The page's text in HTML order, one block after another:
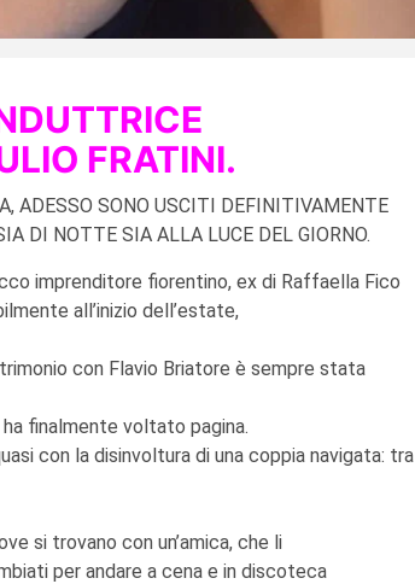
FRATINI.
ADESSO SONO USCITI DEFINITIVAMENTE
DI NOTTE SIA ALLA LUCE DEL GIORNO.
imprenditore fiorentino, ex di Raffaella Fico
all’inizio dell’estate,
con Flavio Briatore è sempre stata
finalmente voltato pagina.
con la disinvoltura di una coppia navigata: tra
si trovano con un’amica, che li
per andare a cena e in discoteca